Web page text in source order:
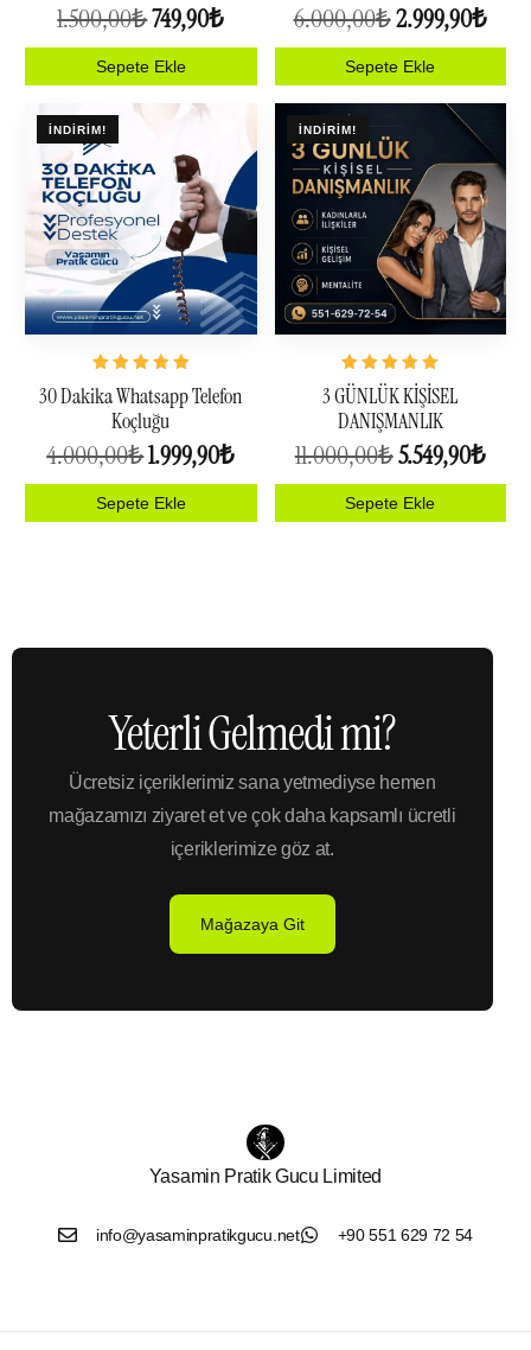
oy aldı
1.500,00₺749,90₺
Sepete Ekle
oy aldı
6.000,00₺2.999,90₺
Sepete Ekle
İNDIRIM!
üzerinden
4.99
oy aldı
30 Dakika Whatsapp Telefon
Koçluğu
4.000,00₺1.999,90₺
Sepete Ekle
İNDIRIM!
5
üzerinden
5.00
oy aldı
3 GÜNLÜK KİŞİSEL
DANIŞMANLIK
11.000,00₺5.549,90₺
Sepete Ekle
Yeterli Gelmedi mi?
Ücretsiz içeriklerimiz sana yetmediyse hemen
mağazamızı ziyaret et ve çok daha kapsamlı ücretli
içeriklerimize göz at.
Mağazaya Git
Yasamin Pratik Gucu Limited
info@yasaminpratikgucu.net +90 551 629 72 54